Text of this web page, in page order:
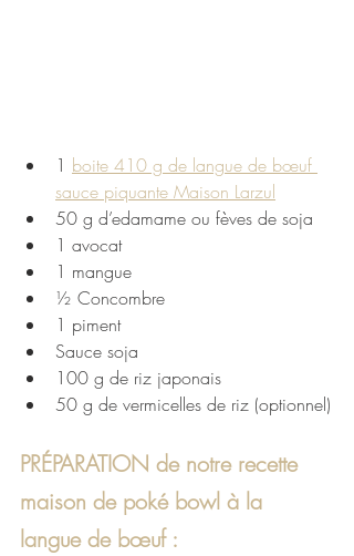
1 boite 410 g de langue de bœuf
sauce piquante Maison Larzul
50 g d’edamame ou fèves de soja
1 avocat
1 mangue
½ Concombre
1 piment
Sauce soja
100 g de riz japonais
50 g de vermicelles de riz (optionnel)
PRÉPARATION de notre recette
maison de poké bowl à la
langue de bœuf :